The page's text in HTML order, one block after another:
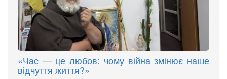
«Час — це любов: чому війна змінює наше
відчуття життя?»